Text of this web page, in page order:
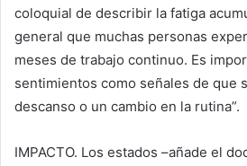
coloquial de describir la fatiga
general que muchas personas
meses de trabajo continuo. Es
sentimientos como señales de que
descanso o un cambio en la rutina”.
IMPACTO. Los estados –añade el